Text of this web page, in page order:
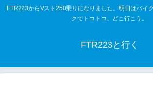
FTR223からVスト250乗りになりました。明日はバイ
クでトコトコ、どこ行こう。
FTR223と行く